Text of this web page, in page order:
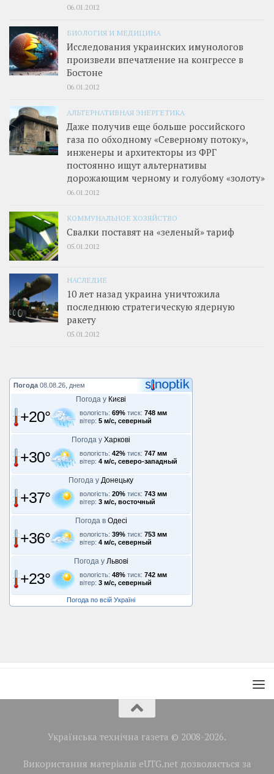
06.01.2012
БИОЛОГИЯ И МЕДИЦИНА
Исследования украинских имунологов
произвели впечатление на конгрессе в
Бостоне
06.01.2012
АЛЬТЕРНАТИВНАЯ ЭНЕРГЕТИКА
Даже получив еще больше российского
газа по обходному «Северному потоку»,
инженеры и архитекторы из ФРГ
постоянно ищут альтернативы
дорожающим черному и голубому «золоту»
06.01.2012
КОММУНАЛЬНОЕ ХОЗЯЙСТВО
Свалки поставят на «зеленый» тариф
05.01.2012
НАСЛЕДИЕ
10 лет назад украина уничтожила
последнюю стратегическую ядерную
ракету
05.01.2012
Погода 08.08.26, днем
Погода у Києві
+20° вологість: 69% тиск: 748 мм
вітер: 5 м/с, северный
Погода у Харкові
+30° вологість: 42% тиск: 747 мм
вітер: 4 м/с, северо-западный
Погода у Донецьку
+37° вологість: 20% тиск: 743 мм
вітер: 3 м/с, восточный
Погода в Одесі
+36° вологість: 39% тиск: 753 мм
вітер: 4 м/с, северный
Погода у Львові
+23° вологість: 48% тиск: 742 мм
вітер: 3 м/с, северный
Погода по всій Україні
Українська технічна газета © 2008-2026.
Використання матеріалів eUTG.net дозволяється за